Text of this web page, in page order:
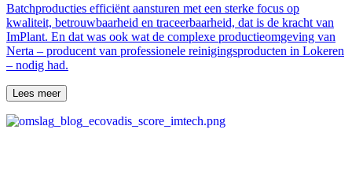
Batchproducties efficiënt aansturen met een sterke focus op
kwaliteit, betrouwbaarheid en traceerbaarheid, dat is de kracht van
ImPlant. En dat was ook wat de complexe productieomgeving van
Nerta – producent van professionele reinigingsproducten in Lokeren
– nodig had.
Lees meer